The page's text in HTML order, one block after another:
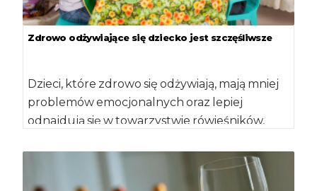
Zdrowo odżywiające się dziecko jest szczęśliwsze
Dzieci, które zdrowo się odżywiają, mają mniej
problemów emocjonalnych oraz lepiej
odnajdują się w towarzystwie rówieśników,